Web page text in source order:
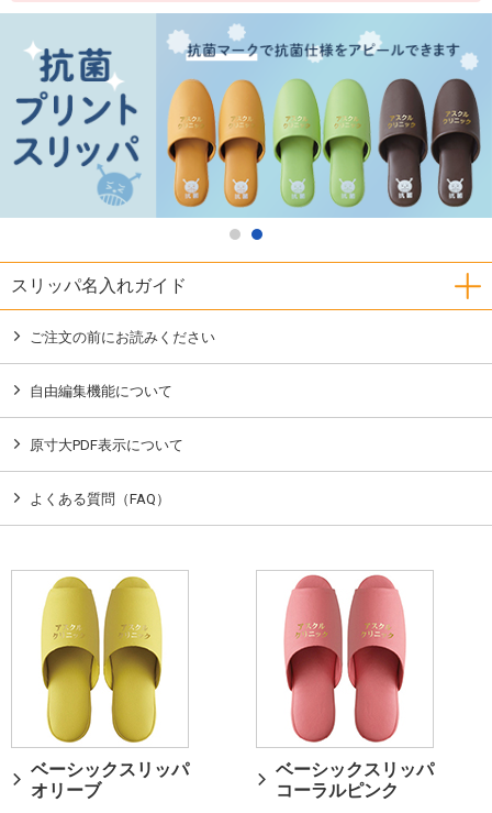
スリッパ名入れガイド
ご注文の前にお読みください
自由編集機能について
原寸大PDF表示について
よくある質問（FAQ）
ベーシックスリッパ
オリーブ
ベーシックスリッパ
コーラルピンク